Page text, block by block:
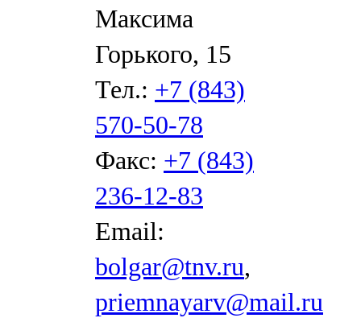
Максима
Горького, 15
Тел.: +7 (843)
570-50-78
Факс: +7 (843)
236-12-83
Email:
bolgar@tnv.ru,
priemnayarv@mail.ru